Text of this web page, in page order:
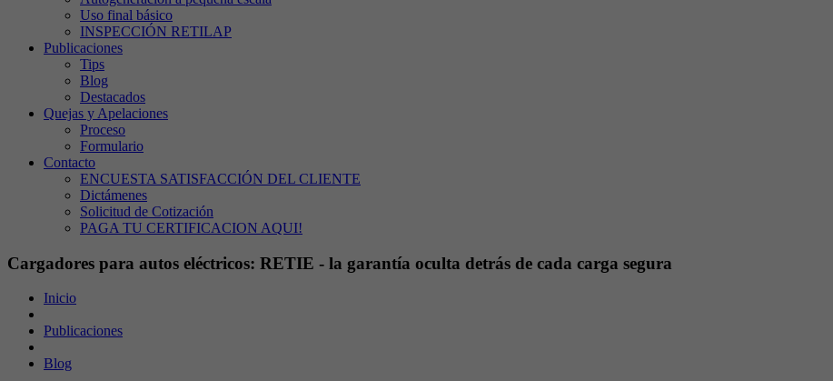
Uso final básico
INSPECCIÓN RETILAP
Publicaciones
Tips
Blog
Destacados
Quejas y Apelaciones
Proceso
Formulario
Contacto
ENCUESTA SATISFACCIÓN DEL CLIENTE
Dictámenes
Solicitud de Cotización
PAGA TU CERTIFICACION AQUI!
Cargadores para autos eléctricos: RETIE - la garantía oculta detrás de cada carga segura
Inicio
Publicaciones
Blog